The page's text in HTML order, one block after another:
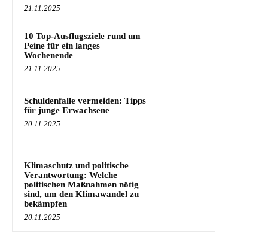
21.11.2025
10 Top-Ausflugsziele rund um
Peine für ein langes
Wochenende
21.11.2025
Schuldenfalle vermeiden: Tipps
für junge Erwachsene
20.11.2025
Klimaschutz und politische
Verantwortung: Welche
politischen Maßnahmen nötig
sind, um den Klimawandel zu
bekämpfen
20.11.2025